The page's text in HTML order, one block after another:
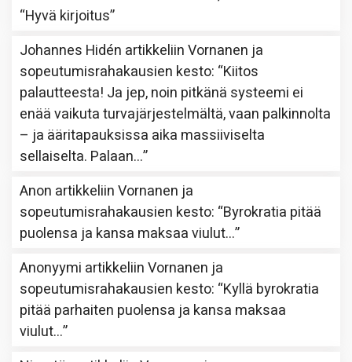
“Hyvä kirjoitus”
Johannes Hidén artikkeliinVornanen ja
sopeutumisrahakausien kesto: “Kiitos
palautteesta! Ja jep, noin pitkänä systeemi ei
enää vaikuta turvajärjestelmältä, vaan palkinnolta
– ja ääritapauksissa aika massiiviselta
sellaiselta. Palaan…”
Anon artikkeliinVornanen ja
sopeutumisrahakausien kesto: “Byrokratia pitää
puolensa ja kansa maksaa viulut…”
Anonyymi artikkeliinVornanen ja
sopeutumisrahakausien kesto: “Kyllä byrokratia
pitää parhaiten puolensa ja kansa maksaa
viulut…”